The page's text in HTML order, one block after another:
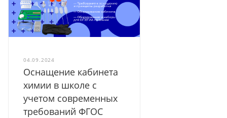
04.09.2024
Оснащение кабинета
химии в школе с
учетом современных
требований ФГОС